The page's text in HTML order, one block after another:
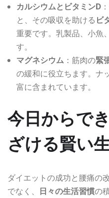
カルシウムとビタミンD
と、その吸収を助ける ビ
重要です。乳製品、小魚
す。
マグネシウム ：筋肉の緊
の緩和に役立ちます。ナ
富に含まれています。
今日からで
ざける賢い
ダイエットの成功と腰痛の
でなく、 日々の生活習慣の